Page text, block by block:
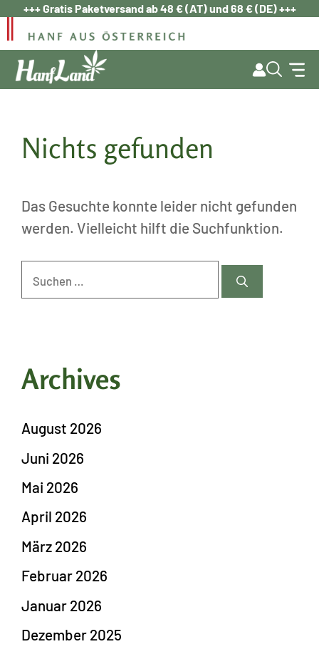
Zum
Inhalt
springen
+++ Gratis Paketversand ab 48 € (AT) und 68 € (DE) +++
Nichts gefunden
Das Gesuchte konnte leider nicht gefunden
werden. Vielleicht hilft die Suchfunktion.
nach:
Archives
August 2026
Juni 2026
Mai 2026
April 2026
März 2026
Februar 2026
Januar 2026
Dezember 2025